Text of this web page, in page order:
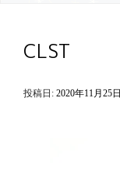
CLST
投稿日: 2020年11月25日